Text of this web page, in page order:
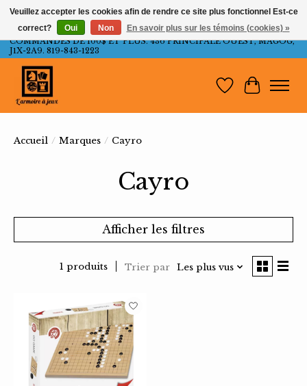
LIVRAISON GRATUITE AU QUÉBEC ET ONTARIO POUR LES
COMMANDES DE 100$ ET PLUS. 436 PRINCIPALE OUEST, MAGOG,
J1X-2A9. 819-843-1223
Liste dePanier
Accueil / Marques / Cayro
Cayro
Afficher les filtres
1 produits Trier par Les plus vus
Veuillez accepter les cookies afin de rendre ce site plus fonctionnel Est-ce
correct?
Oui Non En savoir plus sur les témoins (cookies) »